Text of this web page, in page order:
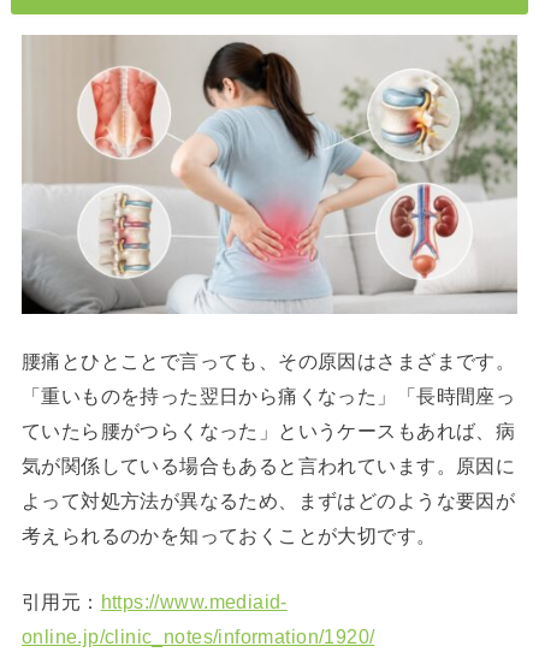
腰痛とひとことで言っても、その原因はさまざまです。
「重いものを持った翌日から痛くなった」「長時間座っ
ていたら腰がつらくなった」というケースもあれば、病
気が関係している場合もあると言われています。原因に
よって対処方法が異なるため、まずはどのような要因が
考えられるのかを知っておくことが大切です。
引用元： https://www.mediaid-
online.jp/clinic_notes/information/1920/